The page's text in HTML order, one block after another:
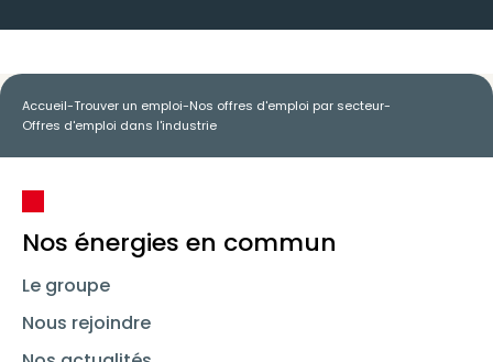
Accueil-Trouver un emploi-Nos offres d'emploi par secteur-
Offres d'emploi dans l'industrie
Nos énergies en commun
Le groupe
Nous rejoindre